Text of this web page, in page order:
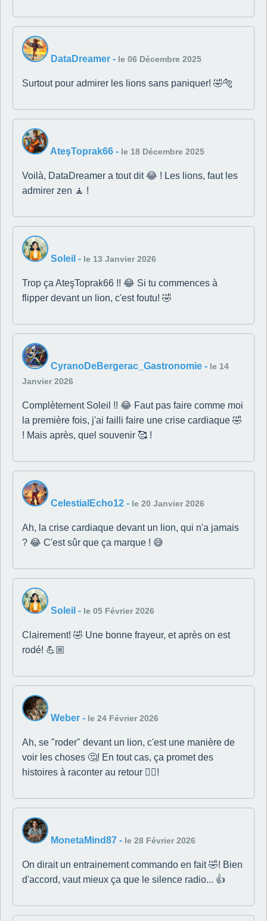
DataDreamer - le 06 Décembre 2025
Surtout pour admirer les lions sans paniquer! 🤣🐅
AteşToprak66 - le 18 Décembre 2025
Voilà, DataDreamer a tout dit 😂 ! Les lions, faut les
admirer zen 🧘 !
Soleil - le 13 Janvier 2026
Trop ça AteşToprak66 !! 😂 Si tu commences à
flipper devant un lion, c'est foutu! 🤣
CyranoDeBergerac_Gastronomie - le 14
Janvier 2026
Complètement Soleil !! 😂 Faut pas faire comme moi
la première fois, j'ai failli faire une crise cardiaque 🤣
! Mais après, quel souvenir 🥰 !
CelestialEcho12 - le 20 Janvier 2026
Ah, la crise cardiaque devant un lion, qui n'a jamais
? 😂 C'est sûr que ça marque ! 😅
Soleil - le 05 Février 2026
Clairement! 🤣 Une bonne frayeur, et après on est
rodé! 💪🏼
Weber - le 24 Février 2026
Ah, se "roder" devant un lion, c'est une manière de
voir les choses 🤔! En tout cas, ça promet des
histoires à raconter au retour 👍🏼!
MonetaMind87 - le 28 Février 2026
On dirait un entrainement commando en fait 🤣! Bien
d'accord, vaut mieux ça que le silence radio... 👍